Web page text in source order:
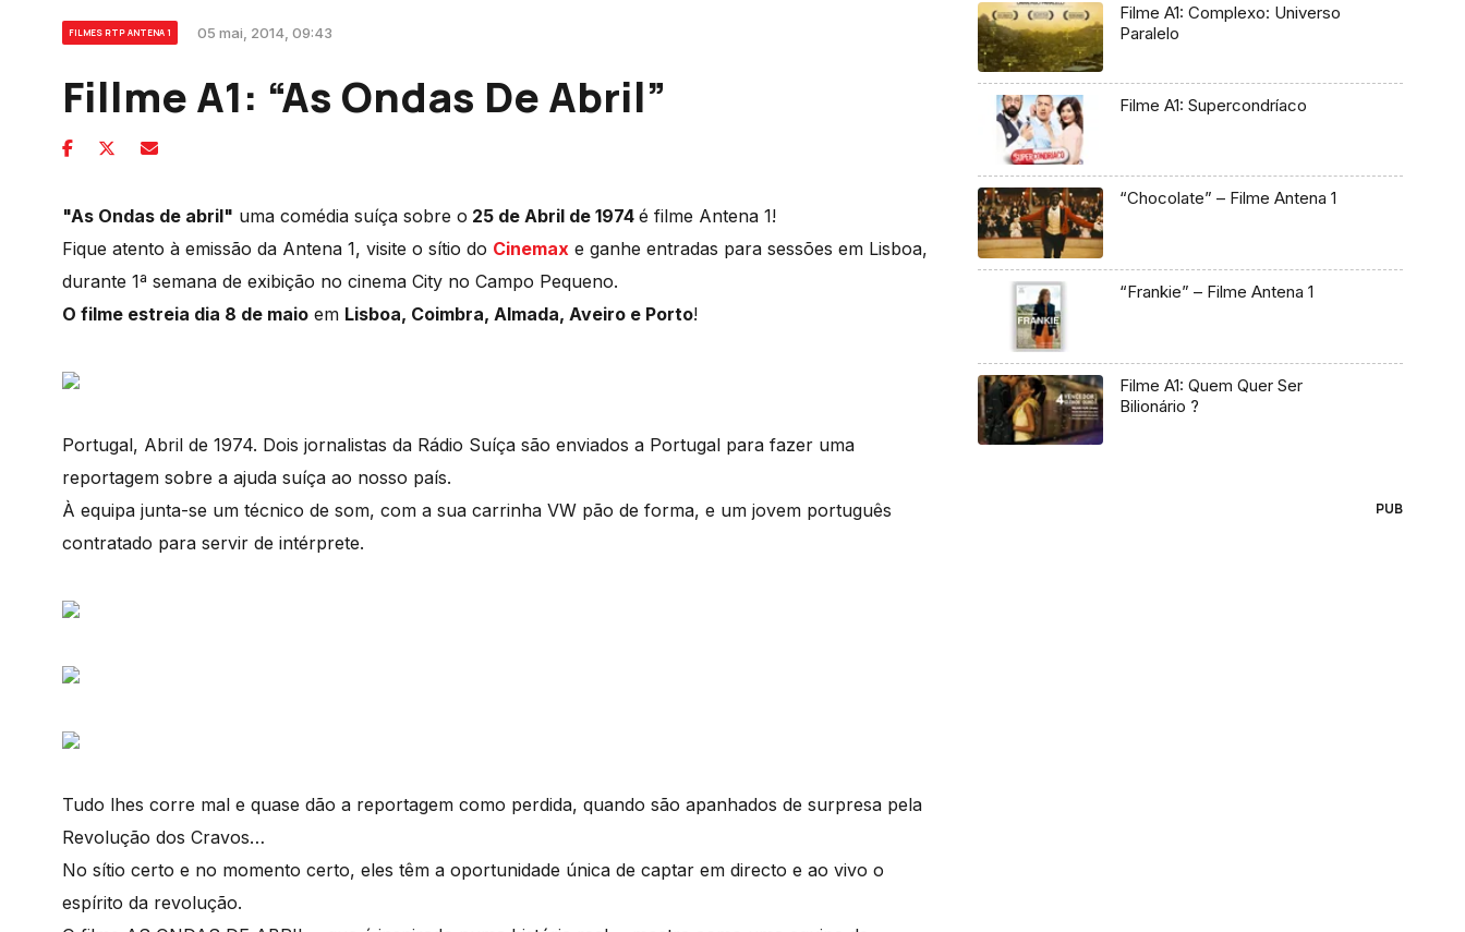
FILMES RTP ANTENA 1 05 mai, 2014, 09:43
Fillme A1: “As Ondas De Abril”
"As Ondas de abril" uma comédia suíça sobre o 25 de Abril de 1974 é filme Antena 1!
Fique atento à emissão da Antena 1, visite o sítio do Cinemax e ganhe entradas para sessões em Lisboa,
durante 1ª semana de exibição no cinema City no Campo Pequeno.
O filme estreia dia 8 de maio em Lisboa, Coimbra, Almada, Aveiro e Porto!
Portugal, Abril de 1974. Dois jornalistas da Rádio Suíça são enviados a Portugal para fazer uma
reportagem sobre a ajuda suíça ao nosso país.
À equipa junta-se um técnico de som, com a sua carrinha VW pão de forma, e um jovem português
contratado para servir de intérprete.
Tudo lhes corre mal e quase dão a reportagem como perdida, quando são apanhados de surpresa pela
Revolução dos Cravos…
No sítio certo e no momento certo, eles têm a oportunidade única de captar em directo e ao vivo o
espírito da revolução.
Filme A1: Complexo: Universo
Paralelo
Filme A1: Supercondríaco
“Chocolate” – Filme Antena 1
“Frankie” – Filme Antena 1
Filme A1: Quem Quer Ser
Bilionário ?
PUB